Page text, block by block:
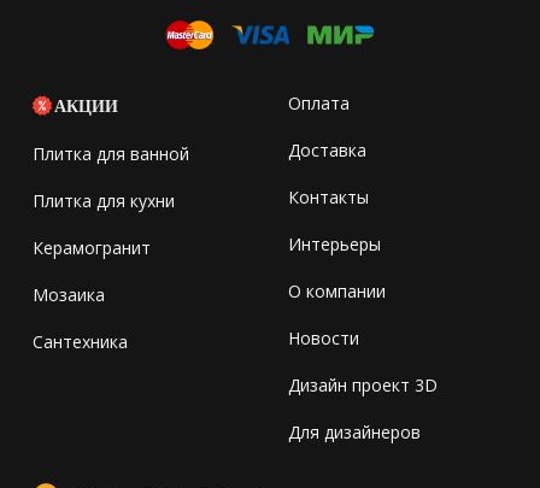
АКЦИИ
Плитка для ванной
Плитка для кухни
Керамогранит
Мозаика
Сантехника
Оплата
Доставка
Контакты
Интерьеры
О компании
Новости
Дизайн проект 3D
Для дизайнеров